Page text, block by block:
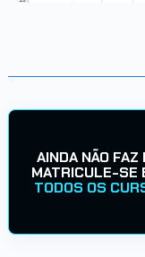
AINDA NÃO FAZ
MATRICULE-SE
TODOS OS